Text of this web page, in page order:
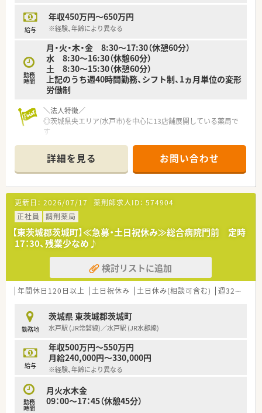
給与
年収450万円～650万円
※経験、年齢により異なる
勤務
時間
月・火・木・金 8:30～17:30（休憩60分）
水 8:30～16:30（休憩60分）
土 8:30～15:30（休憩60分）
上記のうち週40時間勤務、シフト制、1ヵ月単位の変形
労働制
＼法人特徴／
◎茨城県央エリア(水戸市)を中心に13店舗展開している薬局で
す
茨城県で一番患者さんに愛される会社を目指しています！
＼キャリアパス／
◎複数店舗の統括や、本部勤務など、キャリアパスが多様
◎異動は相談ベースで無理な異動はありません
◎産育休の実績多数！時短勤務で活躍している方もたくさんいら
っしゃいます
＼薬局の雰囲気／
◎社内の関係性良し！
積極的に社内交流会を開催しており、
店舗の垣根を超えて組織全体で動いています！
◎上層部との距離も近く、風通しの良い会社です
定期的に経営方針発表会を開催しており、
どんなことをしようとしているのかを直接聞く機会を設けてい
ます
◎社員定着率も常に90％以上を超えています！
＼「薬局」に拘らない幅広い取り組み／
◎プロスポーツチームと提携し、地域活性化をする仕事をしたり
と
活躍できるフィールドが沢山あります
◎全国各地の就職イベントに参加しインターシップも積極的に
行っています
詳細を見る お問い合わせ
更新日： 2026/07/17 薬剤師求人ID： 574904
正社員
調剤薬局
【東茨城郡茨城町】≪急募・土日祝休み≫総合病院門前 定時
17：30、残業少なめ♪
検討リストに追加
年間休日120日以上 土日祝休み 土日休み(相談可含む) 週32h以上
勤務地
茨城県 東茨城郡茨城町
水戸駅 (JR常磐線)／水戸駅 (JR水郡線)
給与
年収500万円～550万円
月給240,000円～330,000円
※経験、年齢により異なる
勤務
時間
月火水木金
09：00～17：45（休憩45分）